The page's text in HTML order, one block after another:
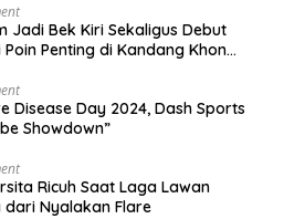
Jadi Bek Kiri Sekaligus Debut
Poin Penting di Kandang Khon
Disease Day 2024, Dash Sports
Showdown”
Ricuh Saat Laga Lawan
dari Nyalakan Flare